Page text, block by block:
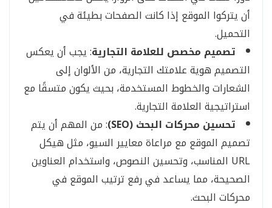
أن يتركوا الموقع إذا كانت الصفحات بطيئة في
التحميل.
تصميم مخصص للعلامة التجارية: يجب أن يعكس
التصميم هوية علامتك التجارية، من الألوان إلى
الشعارات والخطوط المستخدمة، بحيث يكون متسقًا مع
استراتيجية العلامة التجارية.
تحسين محركات البحث (SEO)
: من المهم أن يتم
تصميم الموقع مع مراعاة معايير السيو، مثل هيكل
URL المناسب، وتحسين النصوص، واستخدام العناوين
الصحيحة، مما يساعد في رفع ترتيب الموقع في
محركات البحث.